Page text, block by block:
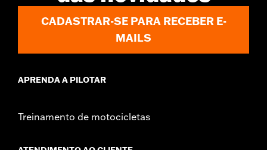
CADASTRAR-SE PARA RECEBER E-
MAILS
APRENDA A PILOTAR
Treinamento de motocicletas